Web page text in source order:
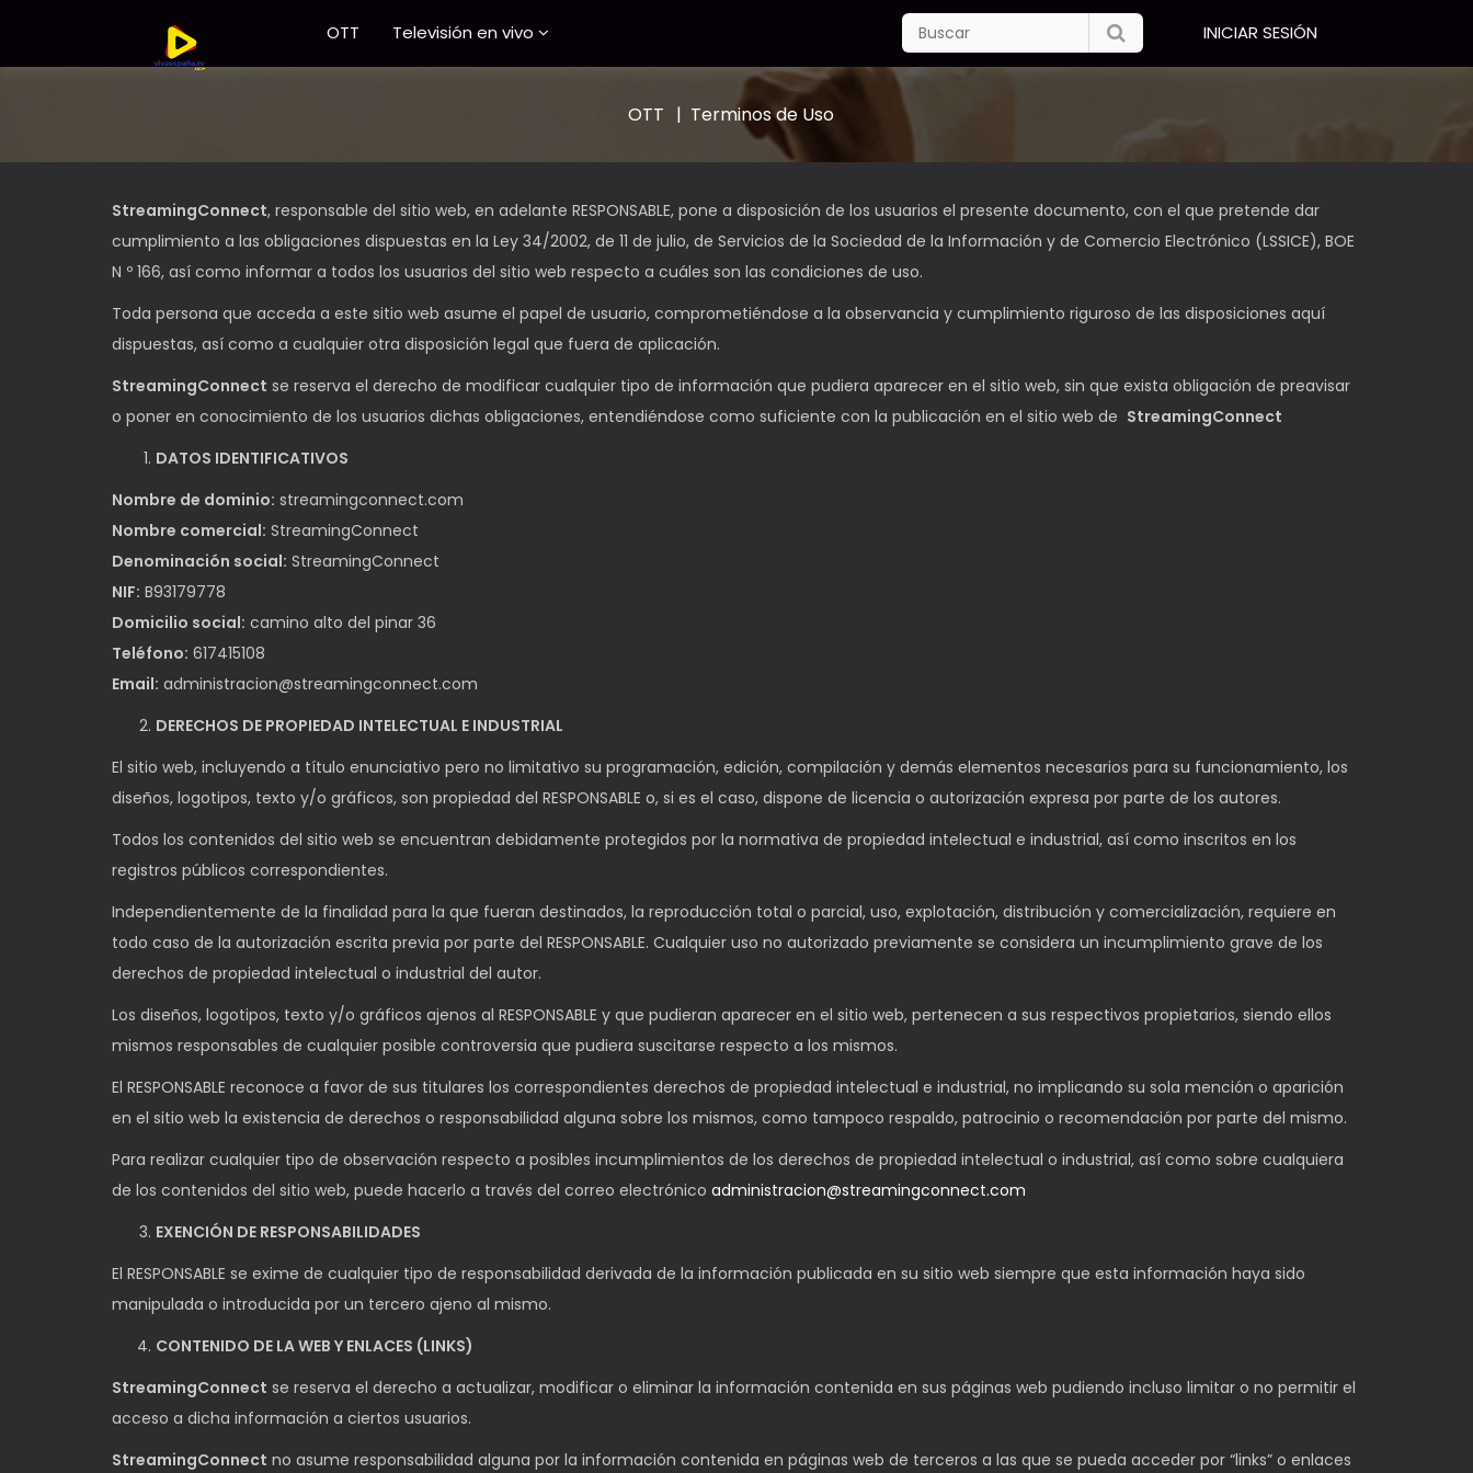
OTT Televisión en vivo INICIAR SESIÓN
OTT Terminos de Uso
StreamingConnect, responsable del sitio web, en adelante RESPONSABLE, pone a disposición de los usuarios el presente documento, con el que pretende dar
cumplimiento a las obligaciones dispuestas en la Ley 34/2002, de 11 de julio, de Servicios de la Sociedad de la Información y de Comercio Electrónico (LSSICE), BOE
N º 166, así como informar a todos los usuarios del sitio web respecto a cuáles son las condiciones de uso.
Toda persona que acceda a este sitio web asume el papel de usuario, comprometiéndose a la observancia y cumplimiento riguroso de las disposiciones aquí
dispuestas, así como a cualquier otra disposición legal que fuera de aplicación.
StreamingConnect se reserva el derecho de modificar cualquier tipo de información que pudiera aparecer en el sitio web, sin que exista obligación de preavisar
o poner en conocimiento de los usuarios dichas obligaciones, entendiéndose como suficiente con la publicación en el sitio web de StreamingConnect
DATOS IDENTIFICATIVOS
Nombre de dominio: streamingconnect.com
Nombre comercial: StreamingConnect
Denominación social: StreamingConnect
NIF: B93179778
Domicilio social: camino alto del pinar 36
Teléfono: 617415108
Email: administracion@streamingconnect.com
DERECHOS DE PROPIEDAD INTELECTUAL E INDUSTRIAL
El sitio web, incluyendo a título enunciativo pero no limitativo su programación, edición, compilación y demás elementos necesarios para su funcionamiento, los
diseños, logotipos, texto y/o gráficos, son propiedad del RESPONSABLE o, si es el caso, dispone de licencia o autorización expresa por parte de los autores.
Todos los contenidos del sitio web se encuentran debidamente protegidos por la normativa de propiedad intelectual e industrial, así como inscritos en los
registros públicos correspondientes.
Independientemente de la finalidad para la que fueran destinados, la reproducción total o parcial, uso, explotación, distribución y comercialización, requiere en
todo caso de la autorización escrita previa por parte del RESPONSABLE. Cualquier uso no autorizado previamente se considera un incumplimiento grave de los
derechos de propiedad intelectual o industrial del autor.
Los diseños, logotipos, texto y/o gráficos ajenos al RESPONSABLE y que pudieran aparecer en el sitio web, pertenecen a sus respectivos propietarios, siendo ellos
mismos responsables de cualquier posible controversia que pudiera suscitarse respecto a los mismos.
El RESPONSABLE reconoce a favor de sus titulares los correspondientes derechos de propiedad intelectual e industrial, no implicando su sola mención o aparición
en el sitio web la existencia de derechos o responsabilidad alguna sobre los mismos, como tampoco respaldo, patrocinio o recomendación por parte del mismo.
Para realizar cualquier tipo de observación respecto a posibles incumplimientos de los derechos de propiedad intelectual o industrial, así como sobre cualquiera
de los contenidos del sitio web, puede hacerlo a través del correo electrónico administracion@streamingconnect.com
EXENCIÓN DE RESPONSABILIDADES
El RESPONSABLE se exime de cualquier tipo de responsabilidad derivada de la información publicada en su sitio web siempre que esta información haya sido
manipulada o introducida por un tercero ajeno al mismo.
CONTENIDO DE LA WEB Y ENLACES (LINKS)
StreamingConnect se reserva el derecho a actualizar, modificar o eliminar la información contenida en sus páginas web pudiendo incluso limitar o no permitir el
acceso a dicha información a ciertos usuarios.
StreamingConnect no asume responsabilidad alguna por la información contenida en páginas web de terceros a las que se pueda acceder por “links” o enlaces